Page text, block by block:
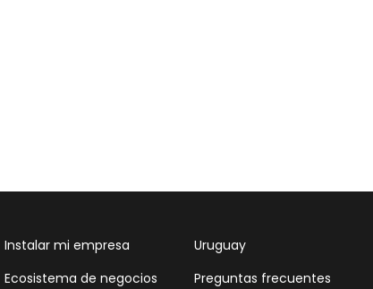
Instalar mi empresa
Ecosistema de negocios
Uruguay
Preguntas frecuentes